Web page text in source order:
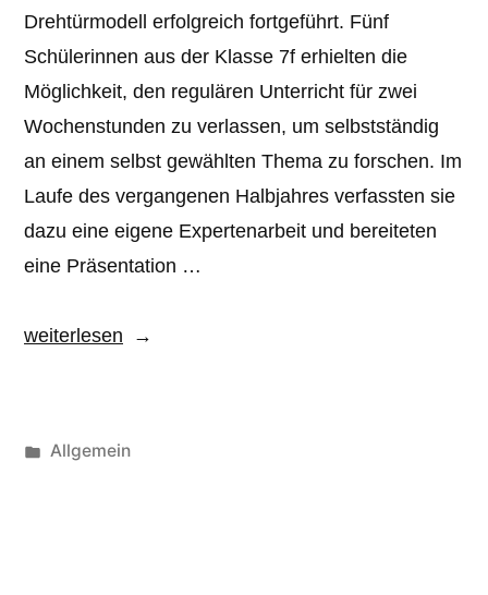
Drehtürmodell erfolgreich fortgeführt. Fünf
Schülerinnen aus der Klasse 7f erhielten die
Möglichkeit, den regulären Unterricht für zwei
Wochenstunden zu verlassen, um selbstständig
an einem selbst gewählten Thema zu forschen. Im
Laufe des vergangenen Halbjahres verfassten sie
dazu eine eigene Expertenarbeit und bereiteten
eine Präsentation …
„6.
Forder-
weiterlesen
Veröffentlicht
Allgemein